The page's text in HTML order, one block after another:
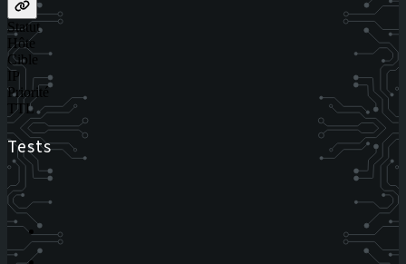
Statut
Hôte
Cible
IP
Priorité
TTL
Tests